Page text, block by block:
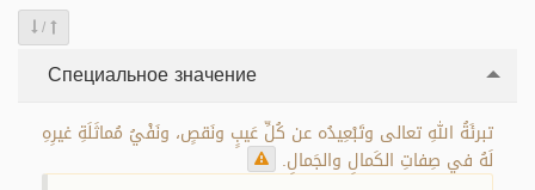
/
Специальное значение
تبرئَةُ اللهِ تعالى وتَبْعِيدُه عن كُلِّ عَيبٍ ونَقصٍ، ونَفْيُ مُماثَلَةِ غيرِهِ
لَهُ في صِفاتِ الكَمالِ والجَمالِ.